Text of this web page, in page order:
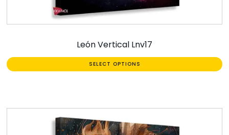
León Vertical Lnv17
SELECT OPTIONS